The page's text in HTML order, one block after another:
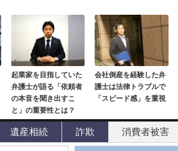
起業家を目指していた
弁護士が語る「依頼者
の本音を聞き出すこ
と」の重要性とは？
会社倒産を経験した弁
護士は法律トラブルで
「スピード感」を重視
遺産相続 詐欺 消費者被害